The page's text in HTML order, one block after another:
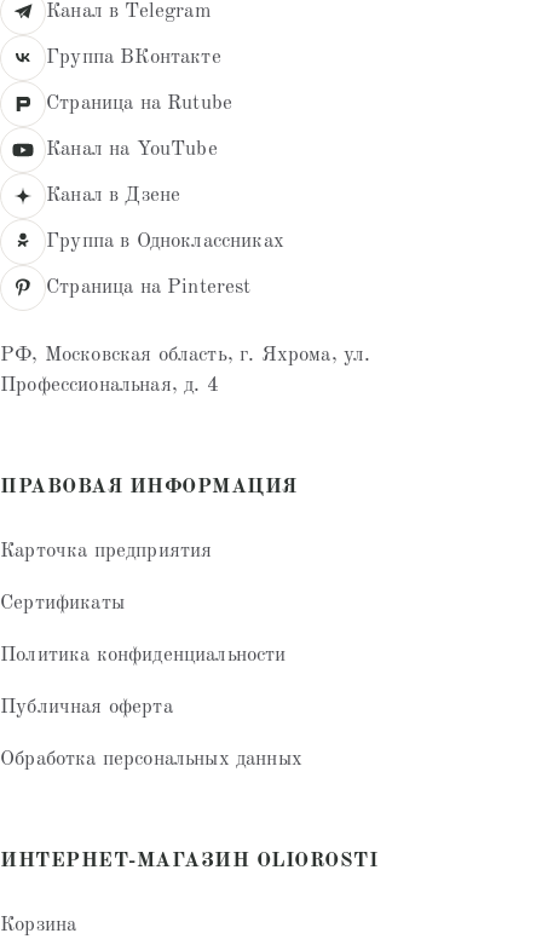
Канал в Telegram
Группа ВКонтакте
Страница на Rutube
Канал на YouTube
Канал в Дзене
Группа в Одноклассниках
Страница на Pinterest
РФ, Московская область, г. Яхрома, ул.
Профессиональная, д. 4
ПРАВОВАЯ ИНФОРМАЦИЯ
Карточка предприятия
Сертификаты
Политика конфиденциальности
Публичная оферта
Обработка персональных данных
ИНТЕРНЕТ-МАГАЗИН OLIOROSTI
Корзина